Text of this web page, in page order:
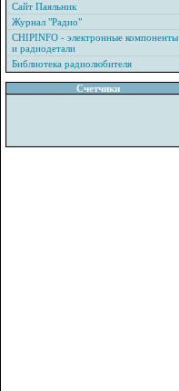
Сайт Паяльник
Журнал "Радио"
CHIPINFO - электронные компоненты
и радиодетали
Библиотека радиолюбителя
Счетчики